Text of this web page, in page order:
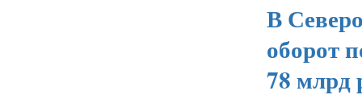
В
оборот
78 млрд